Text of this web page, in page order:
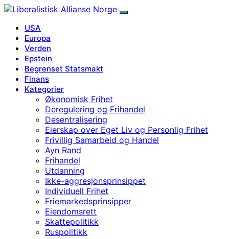
USA
Europa
Verden
Epstein
Begrenset Statsmakt
Finans
Kategorier
Økonomisk Frihet
Deregulering og Frihandel
Desentralisering
Eierskap over Eget Liv og Personlig Frihet
Frivillig Samarbeid og Handel
Ayn Rand
Frihandel
Utdanning
Ikke-aggresjonsprinsippet
Individuell Frihet
Friemarkedsprinsipper
Eiendomsrett
Skattepolitikk
Ruspolitikk